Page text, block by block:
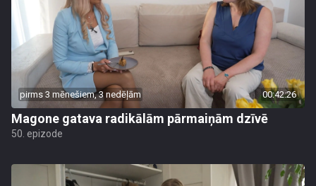
pirms 3 mēnešiem, 3 nedēļām 00:42:26
Magone gatava radikālām pārmaiņām dzīvē
50. epizode